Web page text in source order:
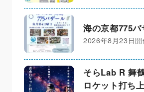
海の京都775
2026年8月23日開
そらLab R 舞
ロケット打ち